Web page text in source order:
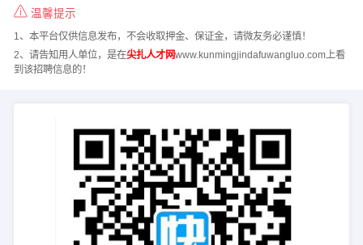
温馨提示
1、本平台仅供信息发布，不会收取押金、保证金，请微友务必谨慎！
2、请告知用人单位，是在尖扎人才网www.kunmingjindafuwangluo.com上看
到该招聘信息的！